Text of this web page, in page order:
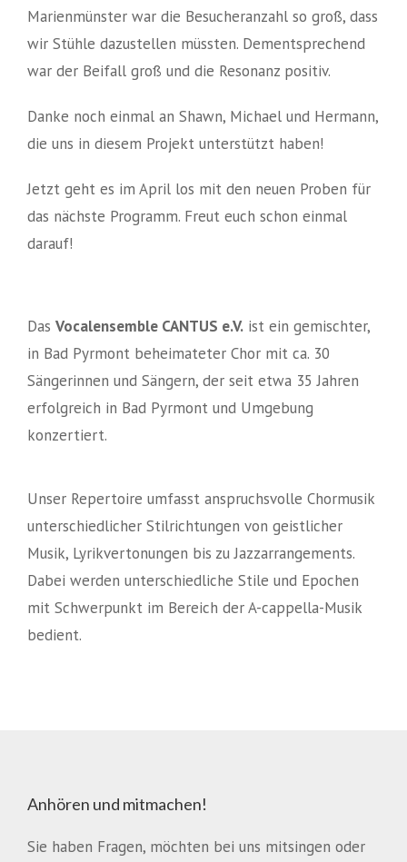
Marienmünster war die Besucheranzahl so groß, dass
wir Stühle dazustellen müssten. Dementsprechend
war der Beifall groß und die Resonanz positiv.
Danke noch einmal an Shawn, Michael und Hermann,
die uns in diesem Projekt unterstützt haben!
Jetzt geht es im April los mit den neuen Proben für
das nächste Programm. Freut euch schon einmal
darauf!
Das Vocalensemble CANTUS e.V. ist ein gemischter,
in Bad Pyrmont beheimateter Chor mit ca. 30
Sängerinnen und Sängern, der seit etwa 35 Jahren
erfolgreich in Bad Pyrmont und Umgebung
konzertiert.
Unser Repertoire umfasst anspruchsvolle Chormusik
unterschiedlicher Stilrichtungen von geistlicher
Musik, Lyrikvertonungen bis zu Jazzarrangements.
Dabei werden unterschiedliche Stile und Epochen
mit Schwerpunkt im Bereich der A-cappella-Musik
bedient.
Anhören und mitmachen!
Sie haben Fragen, möchten bei uns mitsingen oder